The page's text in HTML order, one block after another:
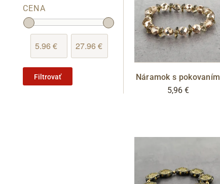
CENA
Filtrovať
Náramok s pokovaním
5,96 €